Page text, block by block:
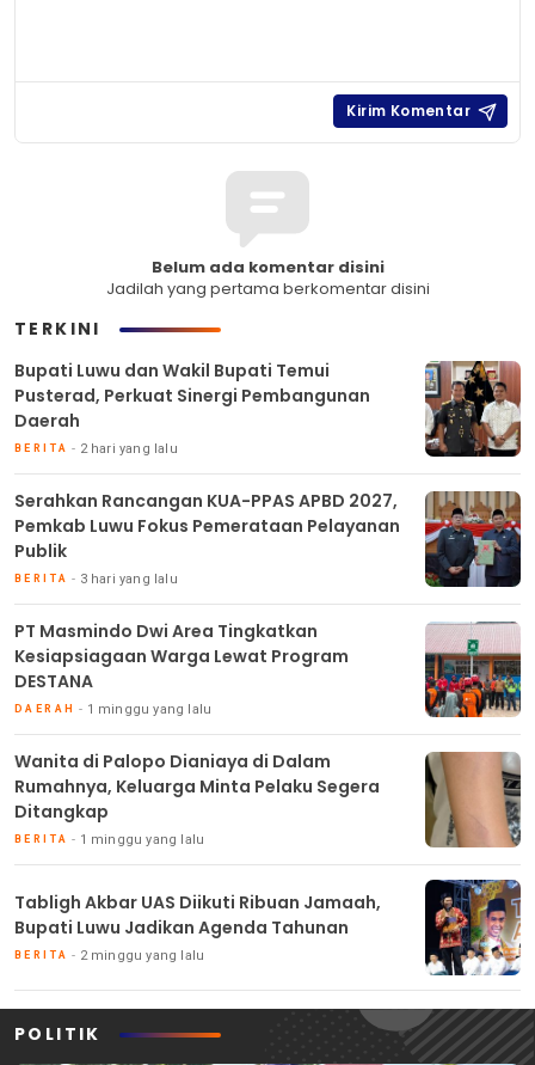
Belum ada komentar disini
Jadilah yang pertama berkomentar disini
TERKINI
Bupati Luwu dan Wakil Bupati Temui
Pusterad, Perkuat Sinergi Pembangunan
Daerah
BERITA 2 hari yang lalu
Serahkan Rancangan KUA-PPAS APBD 2027,
Pemkab Luwu Fokus Pemerataan Pelayanan
Publik
BERITA 3 hari yang lalu
PT Masmindo Dwi Area Tingkatkan
Kesiapsiagaan Warga Lewat Program
DESTANA
DAERAH 1 minggu yang lalu
Wanita di Palopo Dianiaya di Dalam
Rumahnya, Keluarga Minta Pelaku Segera
Ditangkap
BERITA 1 minggu yang lalu
Tabligh Akbar UAS Diikuti Ribuan Jamaah,
Bupati Luwu Jadikan Agenda Tahunan
BERITA 2 minggu yang lalu
POLITIK